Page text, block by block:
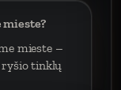
mieste –
tinklų